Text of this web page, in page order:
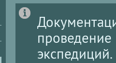
проведение